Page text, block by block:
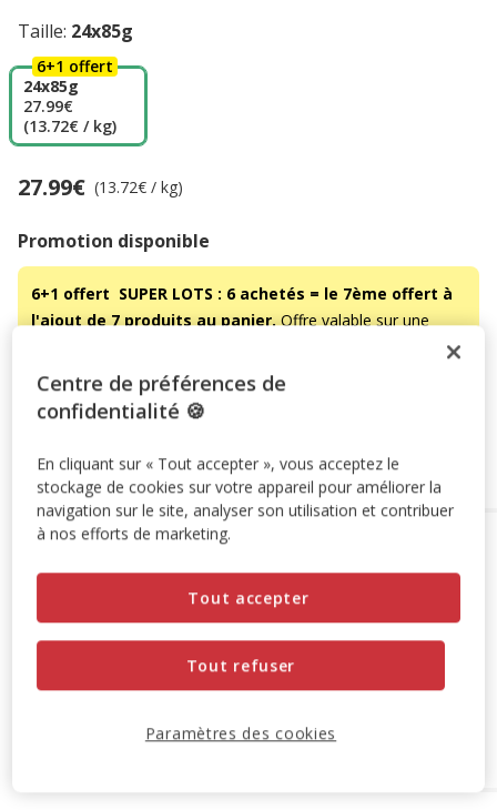
Taille: 24x85g
24x85g
6+1 offert
27.99€
(13.72€ / kg)
Promotion disponible
6+1 offert SUPER LOTS : 6 achetés = le 7ème offert à
l'ajout de 7 produits au panier.Offre valable sur une
Voir conditions
Prix 27.99€, 13.72 EUR par kg
27.99€ (13.72€ / kg)
Ajouter au panier
Options de livraison
Voir la disponibilité en magasin
Retrait dans 2hOFFERT
Livraison dans 72h offert dès 69€ d'achat
Expédition sous 24h ouvrées
Centre de préférences de
confidentialité 🍪
En cliquant sur « Tout accepter », vous acceptez le
stockage de cookies sur votre appareil pour améliorer la
navigation sur le site, analyser son utilisation et contribuer
à nos efforts de marketing.
Tout refuser
Tout accepter
Paramètres des cookies